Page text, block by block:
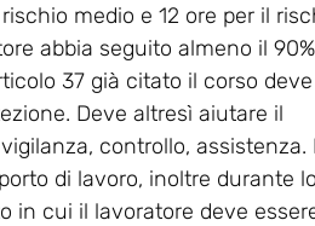
medio e 12 ore per il
abbia seguito almeno il 90%
37 già citato il corso deve
Deve altresì aiutare il
controllo, assistenza.
di lavoro, inoltre durante lo
in cui il lavoratore deve